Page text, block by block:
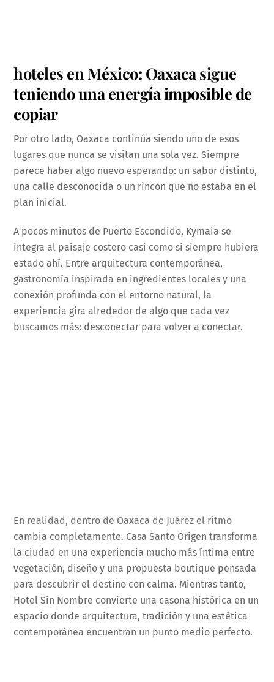
hoteles en México: Oaxaca sigue
teniendo una energía imposible de
copiar
Por otro lado, Oaxaca continúa siendo uno de esos
lugares que nunca se visitan una sola vez. Siempre
parece haber algo nuevo esperando: un sabor distinto,
una calle desconocida o un rincón que no estaba en el
plan inicial.
A pocos minutos de Puerto Escondido, Kymaia se
integra al paisaje costero casi como si siempre hubiera
estado ahí. Entre arquitectura contemporánea,
gastronomía inspirada en ingredientes locales y una
conexión profunda con el entorno natural, la
experiencia gira alrededor de algo que cada vez
buscamos más: desconectar para volver a conectar.
En realidad, dentro de Oaxaca de Juárez el ritmo
cambia completamente. Casa Santo Origen transforma
la ciudad en una experiencia mucho más íntima entre
vegetación, diseño y una propuesta boutique pensada
para descubrir el destino con calma. Mientras tanto,
Hotel Sin Nombre convierte una casona histórica en un
espacio donde arquitectura, tradición y una estética
contemporánea encuentran un punto medio perfecto.